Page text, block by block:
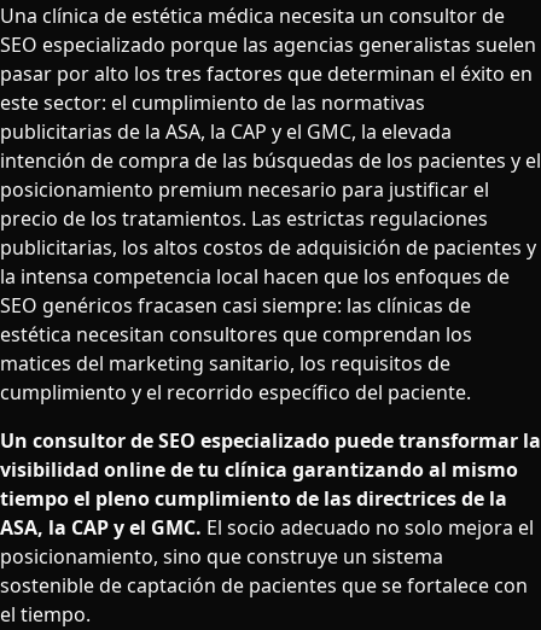
Una clínica de estética médica necesita un consultor de
SEO especializado porque las agencias generalistas suelen
pasar por alto los tres factores que determinan el éxito en
este sector: el cumplimiento de las normativas
publicitarias de la ASA, la CAP y el GMC, la elevada
intención de compra de las búsquedas de los pacientes y el
posicionamiento premium necesario para justificar el
precio de los tratamientos. Las estrictas regulaciones
publicitarias, los altos costos de adquisición de pacientes y
la intensa competencia local hacen que los enfoques de
SEO genéricos fracasen casi siempre: las clínicas de
estética necesitan consultores que comprendan los
matices del marketing sanitario, los requisitos de
cumplimiento y el recorrido específico del paciente.
Un consultor de SEO especializado puede transformar la
visibilidad online de tu clínica garantizando al mismo
tiempo el pleno cumplimiento de las directrices de la
ASA, la CAP y el GMC. El socio adecuado no solo mejora el
posicionamiento, sino que construye un sistema
sostenible de captación de pacientes que se fortalece con
el tiempo.